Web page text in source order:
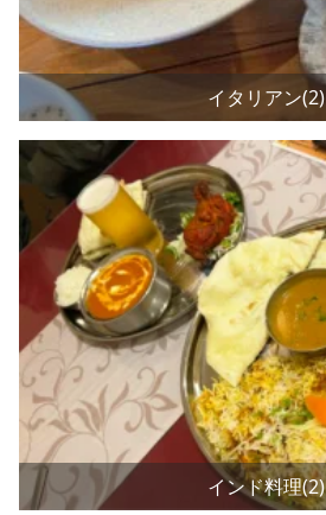
イタリアン(2)
インド料理(2)